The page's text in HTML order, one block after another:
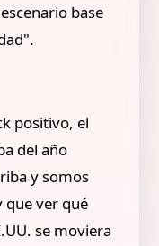
base
positivo, el
del año
y somos
que ver qué
se moviera